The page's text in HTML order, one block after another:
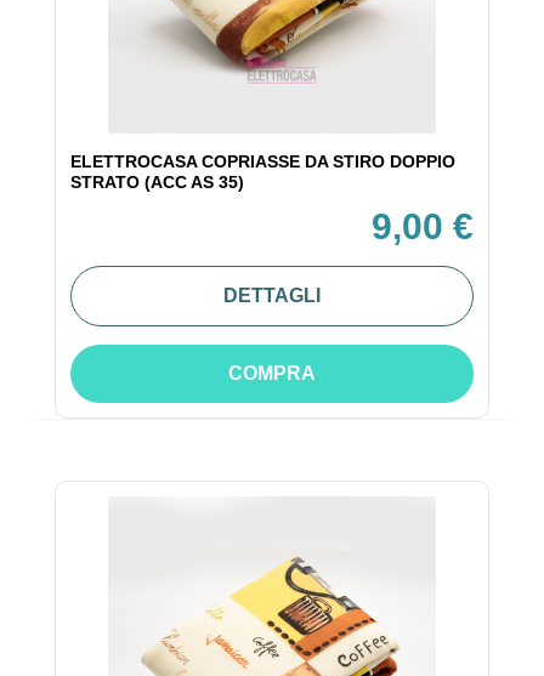
ELETTROCASA COPRIASSE DA STIRO DOPPIO
STRATO (ACC AS 35)
9,00 €
DETTAGLI
COMPRA